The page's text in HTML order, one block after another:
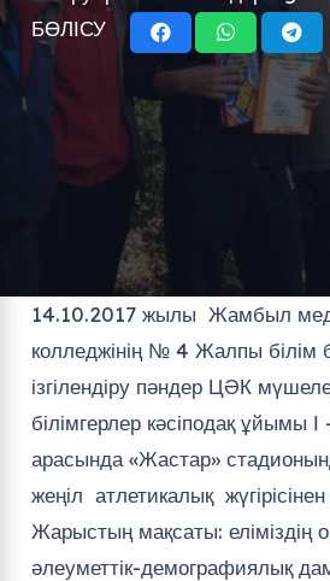
БӨЛІСУ
14.10.2017 жылы Жамбыл
колледжінің № 4 Жалпы білім
ізгілендіру пәндер ЦӘК
білімгерлер кәсіподақ ұйымы І
арасында «Жастар»
жеңіл атлетикалық жүгірісінен
Жарыстың мақсаты: еліміздің
әлеуметтік-демографиялық